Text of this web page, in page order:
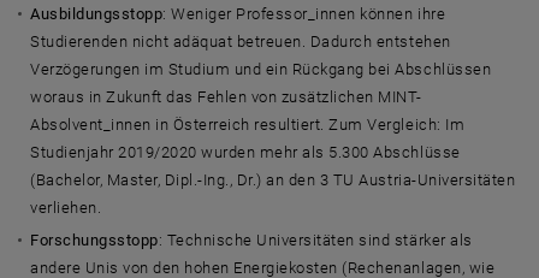
Ausbildungsstopp: Weniger Professor_innen können ihre
Studierenden nicht adäquat betreuen. Dadurch entstehen
Verzögerungen im Studium und ein Rückgang bei Abschlüssen
woraus in Zukunft das Fehlen von zusätzlichen MINT-
Absolvent_innen in Österreich resultiert. Zum Vergleich: Im
Studienjahr 2019/2020 wurden mehr als 5.300 Abschlüsse
(Bachelor, Master, Dipl.-Ing., Dr.) an den 3 TU Austria-Universitäten
verliehen.
Forschungsstopp: Technische Universitäten sind stärker als
andere Unis von den hohen Energiekosten (Rechenanlagen, wie